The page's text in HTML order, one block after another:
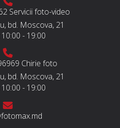
Servicii foto-video
bd. Moscova, 21
10:00 - 19:00
Chirie foto
bd. Moscova, 21
10:00 - 19:00